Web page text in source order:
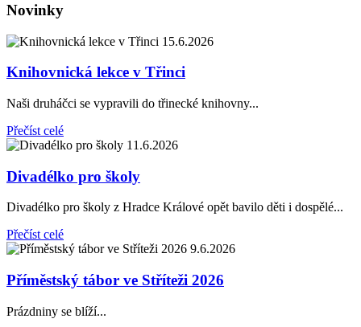
Novinky
15.6.2026
Knihovnická lekce v Třinci
Naši druháčci se vypravili do třinecké knihovny...
Přečíst celé
11.6.2026
Divadélko pro školy
Divadélko pro školy z Hradce Králové opět bavilo děti i dospělé...
Přečíst celé
9.6.2026
Příměstský tábor ve Stříteži 2026
Prázdniny se blíží...